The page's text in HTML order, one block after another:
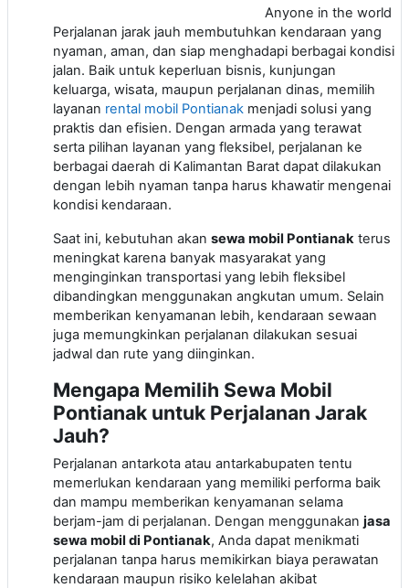
Anyone in the world
Perjalanan jarak jauh membutuhkan kendaraan yang
nyaman, aman, dan siap menghadapi berbagai kondisi
jalan. Baik untuk keperluan bisnis, kunjungan
keluarga, wisata, maupun perjalanan dinas, memilih
layanan rental mobil Pontianak menjadi solusi yang
praktis dan efisien. Dengan armada yang terawat
serta pilihan layanan yang fleksibel, perjalanan ke
berbagai daerah di Kalimantan Barat dapat dilakukan
dengan lebih nyaman tanpa harus khawatir mengenai
kondisi kendaraan.
Saat ini, kebutuhan akan sewa mobil Pontianak terus
meningkat karena banyak masyarakat yang
menginginkan transportasi yang lebih fleksibel
dibandingkan menggunakan angkutan umum. Selain
memberikan kenyamanan lebih, kendaraan sewaan
juga memungkinkan perjalanan dilakukan sesuai
jadwal dan rute yang diinginkan.
Mengapa Memilih Sewa Mobil
Pontianak untuk Perjalanan Jarak
Jauh?
Perjalanan antarkota atau antarkabupaten tentu
memerlukan kendaraan yang memiliki performa baik
dan mampu memberikan kenyamanan selama
berjam-jam di perjalanan. Dengan menggunakan jasa
sewa mobil di Pontianak, Anda dapat menikmati
perjalanan tanpa harus memikirkan biaya perawatan
kendaraan maupun risiko kelelahan akibat